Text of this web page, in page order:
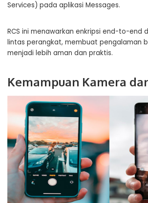
Services) pada aplikasi Messages.
RCS ini menawarkan enkripsi end-to-end
lintas perangkat, membuat pengalaman
menjadi lebih aman dan praktis.
Kemampuan Kamera